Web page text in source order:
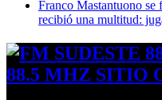
Franco Mastantuono
recibió una multitud:
88.5 MHZ SITIO